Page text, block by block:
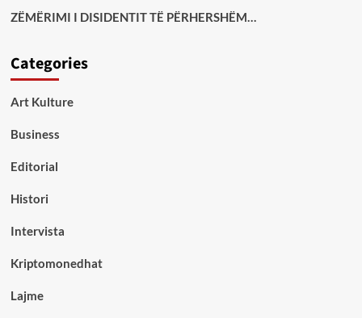
ZËMËRIMI I DISIDENTIT TË PËRHERSHËM…
Categories
Art Kulture
Business
Editorial
Histori
Intervista
Kriptomonedhat
Lajme